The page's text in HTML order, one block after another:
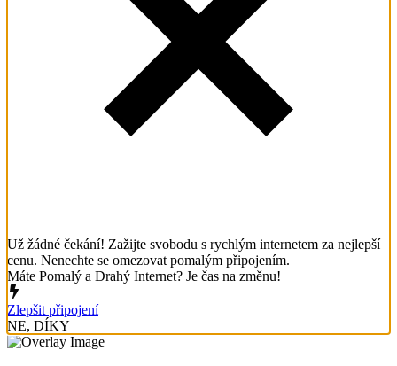
Už žádné čekání! Zažijte svobodu s rychlým internetem za nejlepší
cenu. Nenechte se omezovat pomalým připojením.
Máte Pomalý a Drahý Internet? Je čas na změnu!
Zlepšit připojení
NE, DÍKY